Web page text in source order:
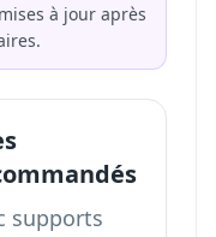
à jour après
supports